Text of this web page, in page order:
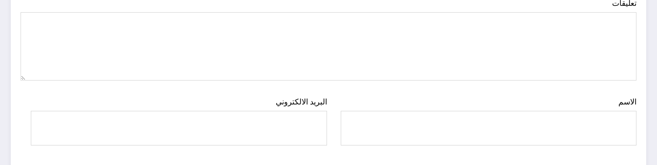
تعليقات
الاسم البريد الالكتروني